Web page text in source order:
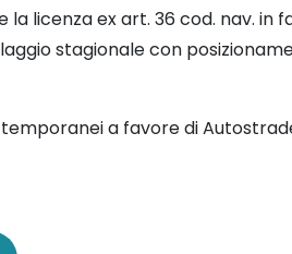
licenza ex art. 36 cod. nav. in
stagionale con
a favore di